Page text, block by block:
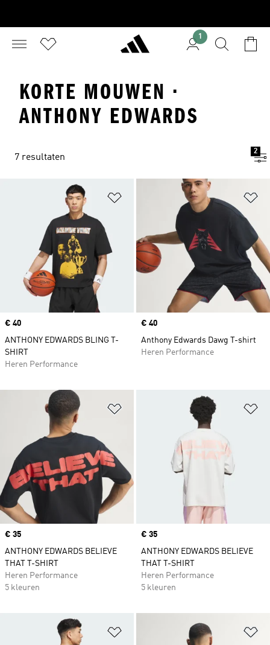
1
KORTE MOUWEN ·
ANTHONY EDWARDS
7 resultaten
2
Op verlanglijst zetten
Price
€ 40
ANTHONY EDWARDS BLING T-
SHIRT
Heren Performance
Price
€ 40
Anthony Edwards Dawg T-shirt
Heren Performance
Op verlanglijst zetten
Price
€ 35
ANTHONY EDWARDS BELIEVE
THAT T-SHIRT
Heren Performance
5 kleuren
Price
€ 35
ANTHONY EDWARDS BELIEVE
THAT T-SHIRT
Heren Performance
5 kleuren
Op verlanglijst zetten